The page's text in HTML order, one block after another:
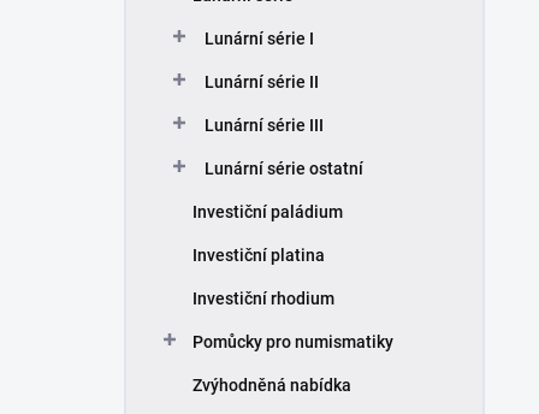
Lunární série I
Lunární série II
Lunární série III
Lunární série ostatní
Investiční paládium
Investiční platina
Investiční rhodium
Pomůcky pro numismatiky
Zvýhodněná nabídka